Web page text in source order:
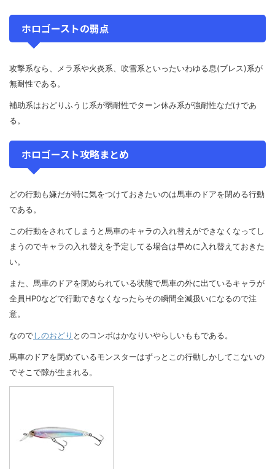
ホロゴーストの弱点
攻撃系なら、メラ系や火炎系、吹雪系といったいわゆる息(ブレス)系が
無耐性である。
補助系はおどりふうじ系が弱耐性でターン休み系が強耐性なだけであ
る。
ホロゴースト攻略まとめ
どの行動も嫌だが特に気をつけておきたいのは馬車のドアを閉める行動
である。
この行動をされてしまうと馬車のキャラの入れ替えができなくなってし
まうのでキャラの入れ替えを予定してる場合は早めに入れ替えておきた
い。
また、馬車のドアを閉められている状態で馬車の外に出ているキャラが
全員HP0などで行動できなくなったらその瞬間全滅扱いになるので注
意。
なのでしのおどり とのコンボはかなりいやらしいももである。
馬車のドアを閉めているモンスターはずっとこの行動しかしてこないの
でそこで隙が生まれる。